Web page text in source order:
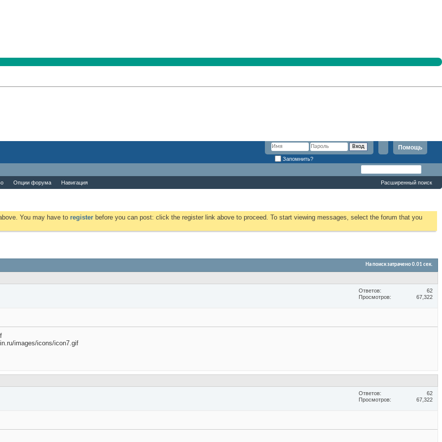
Помощь
Запомнить?
Опции форума Навигация Расширенный поиск
You may have to register before you can post: click the register link above to proceed. To start viewing messages, select the forum that you
На поиск затрачено0.01 сек.
Ответов
62
Просмотров
67,322
images/icons/icon7.gif
Ответов
62
Просмотров
67,322